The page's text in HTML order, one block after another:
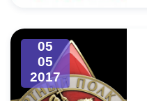
05
05
2017